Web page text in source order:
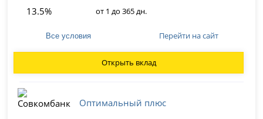
13.5% от 1 до 365 дн.
Все условия Перейти на сайт
Открыть вклад
Оптимальный плюс